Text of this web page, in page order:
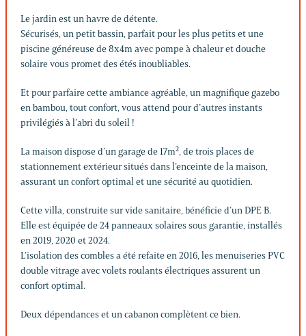
Le jardin est un havre de détente.
Sécurisés, un petit bassin, parfait pour les plus petits et une
piscine généreuse de 8x4m avec pompe à chaleur et douche
solaire vous promet des étés inoubliables.
Et pour parfaire cette ambiance agréable, un magnifique gazebo
en bambou, tout confort, vous attend pour d’autres instants
privilégiés à l’abri du soleil !
La maison dispose d’un garage de 17m², de trois places de
stationnement extérieur situés dans l’enceinte de la maison,
assurant un confort optimal et une sécurité au quotidien.
Cette villa, construite sur vide sanitaire, bénéficie d’un DPE B.
Elle est équipée de 24 panneaux solaires sous garantie, installés
en 2019, 2020 et 2024.
L’isolation des combles a été refaite en 2016, les menuiseries PVC
double vitrage avec volets roulants électriques assurent un
confort optimal.
Deux dépendances et un cabanon complètent ce bien.